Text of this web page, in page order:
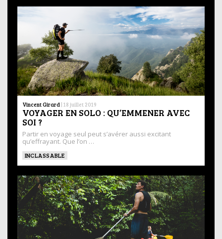
Vincent Girard | 18 juillet 2019
VOYAGER EN SOLO : QU’EMMENER AVEC
SOI ?
Partir en voyage seul peut s’avérer aussi excitant
qu’effrayant. Que l’on …
INCLASSABLE